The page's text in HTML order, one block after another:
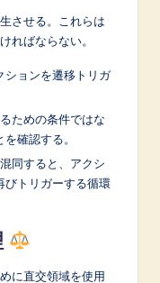
させる。これらは
ればならない。
ションを遷移トリガ
ための条件ではな
確認する。
同すると、アクシ
びトリガーする循環
に直交領域を使用